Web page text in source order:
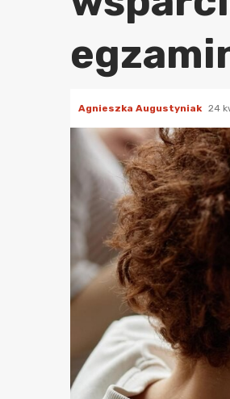
Agnieszka Augustyniak 24